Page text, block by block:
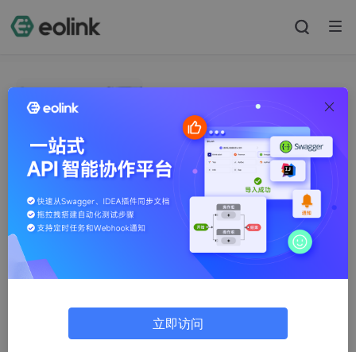
能正式开放内测！
2023-06-29
AI 加持下 API 开发与测试管理平台的能力猜想！
Eolink 2023-06-28
重磅干货｜Eolink Apikit视频教程（全10课）
Eolink 2023-05-25
前端搬砖小助手 2023-06-09
API治理的最佳实践
立即访问